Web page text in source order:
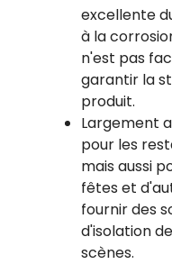
excellente
à la
n'est pas
garantir la
produit.
Largement
pour les
mais aussi
fêtes et
fournir des
d'isolation
scènes.